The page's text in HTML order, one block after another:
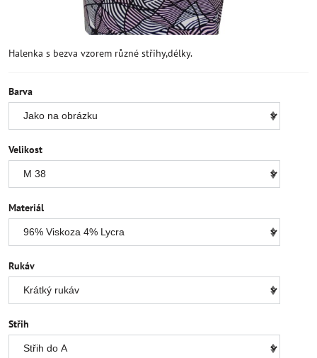
Halenka s bezva vzorem různé střihy,délky.
Barva
Velikost
Materiál
Rukáv
Střih